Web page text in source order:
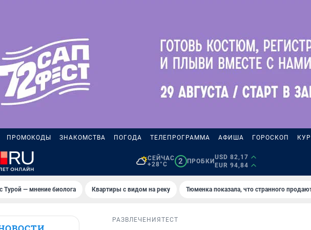
ПРОМОКОДЫ ЗНАКОМСТВА ПОГОДА ТЕЛЕПРОГРАММА АФИША ГОРОСКОП
СЕЙЧАС
+28°C
2 ПРОБКИ
USD 82,17
EUR 94,84
Турой — мнение биолога Квартиры с видом на реку Тюменка показала, что странного
РАЗВЛЕЧЕНИЯ ТЕСТ